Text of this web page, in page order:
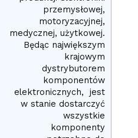
przemysłowej,
motoryzacyjnej,
medycznej, użytkowej.
Będąc największym
krajowym
dystrybutorem
komponentów
elektronicznych, jest
w stanie dostarczyć
wszystkie
komponenty